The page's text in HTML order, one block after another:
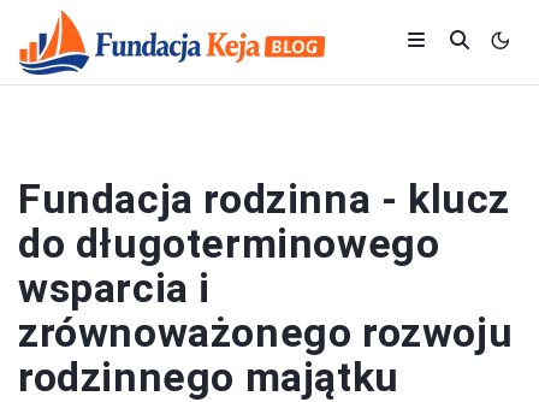
Fundacja rodzinna - klucz
do długoterminowego
wsparcia i
zrównoważonego rozwoju
rodzinnego majątku